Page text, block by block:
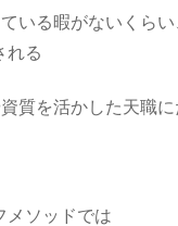
いる暇がないくらい
れる
質を活かした天職に
メソッドでは